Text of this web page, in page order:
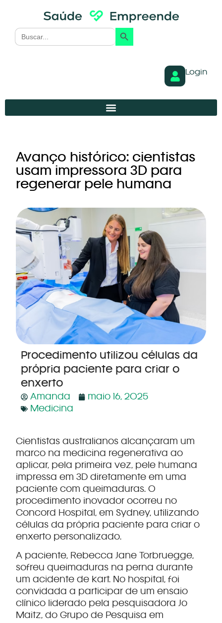
Search
for:
Search Button
Login
Avanço histórico: cientistas
usam impressora 3D para
regenerar pele humana
Procedimento utilizou células da
própria paciente para criar o
enxerto
Amanda
maio 16, 2025
Medicina
Cientistas australianos alcançaram um
marco na medicina regenerativa ao
aplicar, pela primeira vez, pele humana
impressa em 3D diretamente em uma
paciente com queimaduras. O
procedimento inovador ocorreu no
Concord Hospital, em Sydney, utilizando
células da própria paciente para criar o
enxerto personalizado.
A paciente, Rebecca Jane Torbruegge,
sofreu queimaduras na perna durante
um acidente de kart. No hospital, foi
convidada a participar de um ensaio
clínico liderado pela pesquisadora Jo
Maitz, do Grupo de Pesquisa em